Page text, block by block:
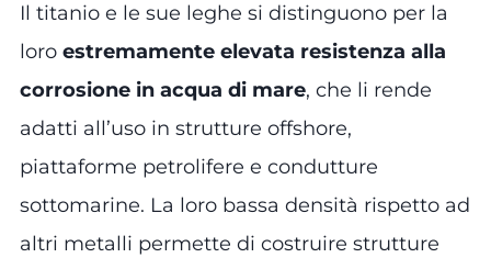
Il titanio e le sue leghe si distinguono per la
loro estremamente elevata resistenza alla
corrosione in acqua di mare, che li rende
adatti all’uso in strutture offshore,
piattaforme petrolifere e condutture
sottomarine. La loro bassa densità rispetto ad
altri metalli permette di costruire strutture